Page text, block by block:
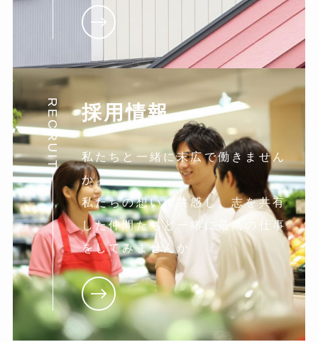
RECRUIT 採用情報
私たちと一緒に末広で働きません
か。
私たちの想いに共感し。志を共有
した仲間たちと一緒に最高の仕事
をしてみませんか